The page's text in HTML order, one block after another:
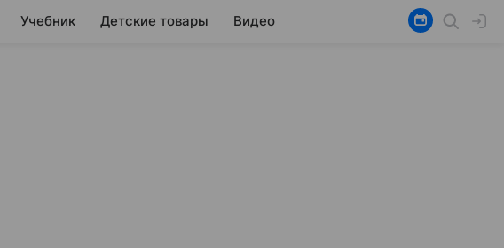
Учебник Детские товары Видео